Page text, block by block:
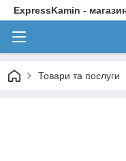
ExpressKamin -
Товари та послуги